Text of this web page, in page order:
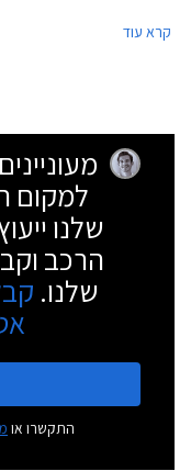
קרא עוד
למקום
שלנו
הרכב
שלנו.
התקשרו או